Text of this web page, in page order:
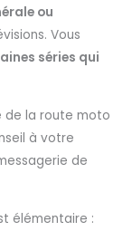
ou
Vous
séries qui
de la route moto
à votre
de
élémentaire :